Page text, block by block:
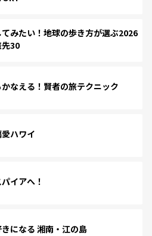
みたい！地球の歩き方が選ぶ2026
30
なえる！賢者の旅テクニック
ハワイ
イアへ！
になる 湘南・江の島